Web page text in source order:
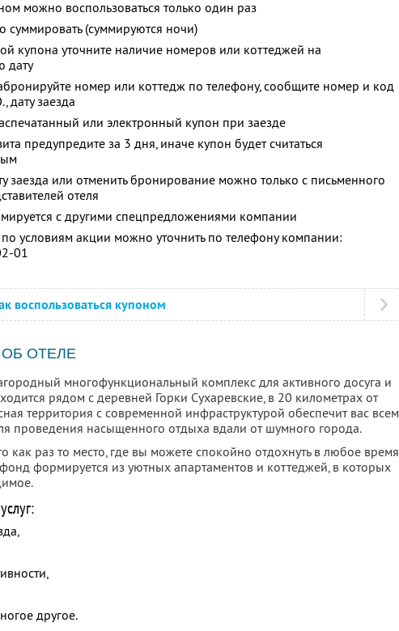
можно воспользоваться только один раз
(суммируются ночи)
купона уточните наличие номеров или коттеджей на
дату
номер или коттедж по телефону, сообщите номер и код
дату заезда
или электронный купон при заезде
предупредите за 3 дня, иначе купон будет считаться
заезда или отменить бронирование можно только с письменного
отеля
с другими спецпредложениями компании
условиям акции можно уточнить по телефону компании:
01
воспользоваться купоном
ОТЕЛЕ
многофункциональный комплекс для активного досуга и
рядом с деревней Горки Сухаревские, в 20 километрах от
территория с современной инфраструктурой обеспечит вас всем
проведения насыщенного отдыха вдали от шумного города.
как раз то место, где вы можете спокойно отдохнуть в любое время
формируется из уютных апартаментов и коттеджей, в которых
другое.